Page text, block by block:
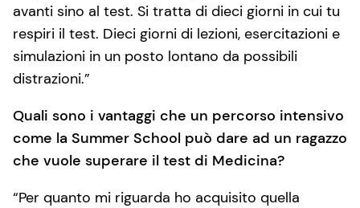
avanti sino al test. Si tratta di dieci giorni in cui tu
respiri il test. Dieci giorni di lezioni, esercitazioni e
simulazioni in un posto lontano da possibili
distrazioni.”
Quali sono i vantaggi che un percorso intensivo
come la Summer School può dare ad un ragazzo
che vuole superare il test di Medicina?
“Per quanto mi riguarda ho acquisito quella